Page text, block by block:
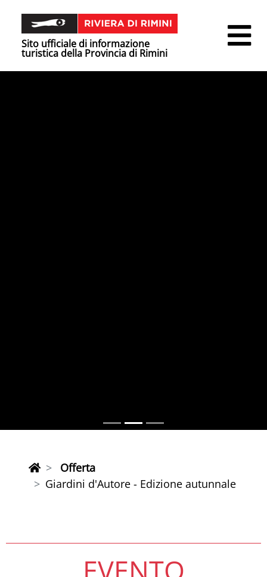
Sito ufficiale di informazione
turistica della Provincia di Rimini
Offerta
Giardini d'Autore - Edizione autunnale